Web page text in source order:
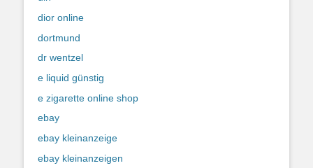
dior online
dortmund
dr wentzel
e liquid günstig
e zigarette online shop
ebay
ebay kleinanzeige
ebay kleinanzeigen